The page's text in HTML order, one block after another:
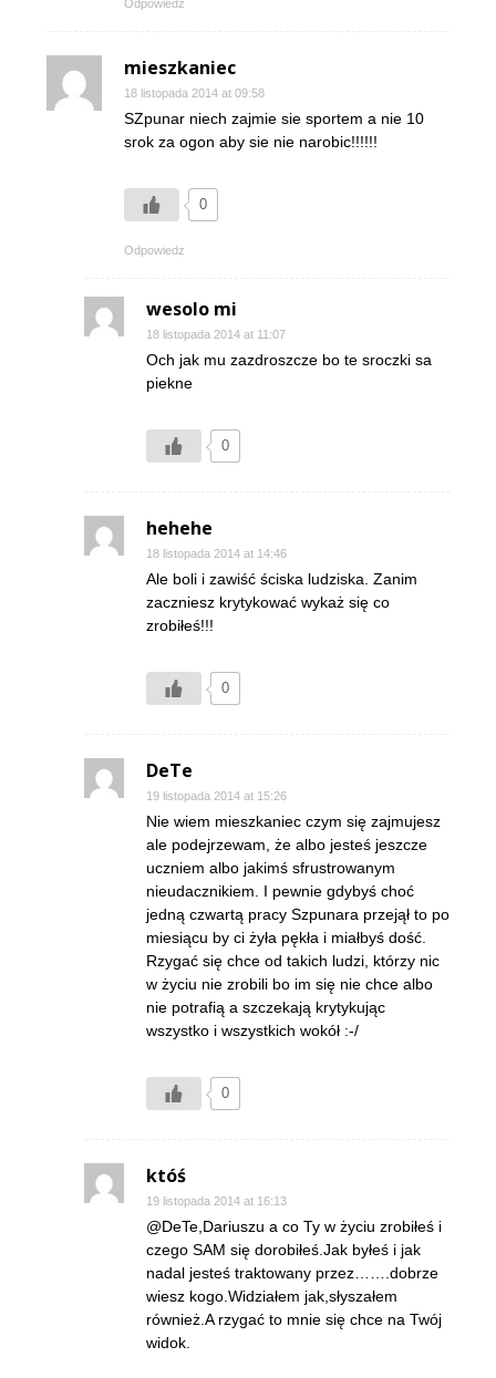
Odpowiedz
mieszkaniec
18 listopada 2014 at 09:58
SZpunar niech zajmie sie sportem a nie 10
srok za ogon aby sie nie narobic!!!!!!
0
Odpowiedz
wesolo mi
18 listopada 2014 at 11:07
Och jak mu zazdroszcze bo te sroczki sa
piekne
0
hehehe
18 listopada 2014 at 14:46
Ale boli i zawiść ściska ludziska. Zanim
zaczniesz krytykować wykaż się co
zrobiłeś!!!
0
DeTe
19 listopada 2014 at 15:26
Nie wiem mieszkaniec czym się zajmujesz
ale podejrzewam, że albo jesteś jeszcze
uczniem albo jakimś sfrustrowanym
nieudacznikiem. I pewnie gdybyś choć
jedną czwartą pracy Szpunara przejął to po
miesiącu by ci żyła pękła i miałbyś dość.
Rzygać się chce od takich ludzi, którzy nic
w życiu nie zrobili bo im się nie chce albo
nie potrafią a szczekają krytykując
wszystko i wszystkich wokół :-/
0
któś
19 listopada 2014 at 16:13
@DeTe,Dariuszu a co Ty w życiu zrobiłeś i
czego SAM się dorobiłeś.Jak byłeś i jak
nadal jesteś traktowany przez…….dobrze
wiesz kogo.Widziałem jak,słyszałem
również.A rzygać to mnie się chce na Twój
widok.